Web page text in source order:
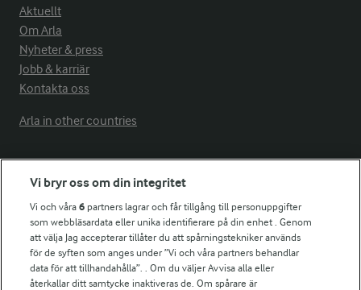
Aktuellt
Om Arla
Nyheter & press
Jobb & karriär
Kontakta oss
Arla in other countries
Fler Arlasajter
För ägare
Arlas kundportal
Arla.com
Falbygdens Ost
Vi bryr oss om din integritet
Vi och våra6 partners lagrar och får tillgång till personuppgifter
som webbläsardata eller unika identifierare på din enhet . Genom
att välja Jag accepterar tillåter du att spårningstekniker används
för de syften som anges under ”Vi och våra partners behandlar
data för att tillhandahålla”. . Om du väljer Avvisa alla eller
återkallar ditt samtycke inaktiveras de. Om spårare är